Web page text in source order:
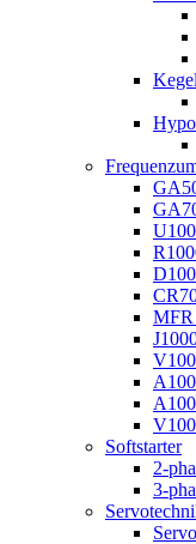
MFR
Softstarter
2-
3-